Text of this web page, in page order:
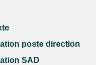
poste direction
SAD